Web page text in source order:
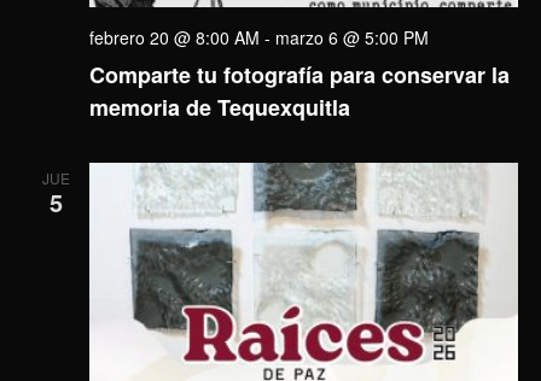
Comparte tu fotografía para conservar la
memoria de Tequexquitla
febrero 20 @ 8:00 AM - marzo 6 @ 5:00 PM
JUE
5